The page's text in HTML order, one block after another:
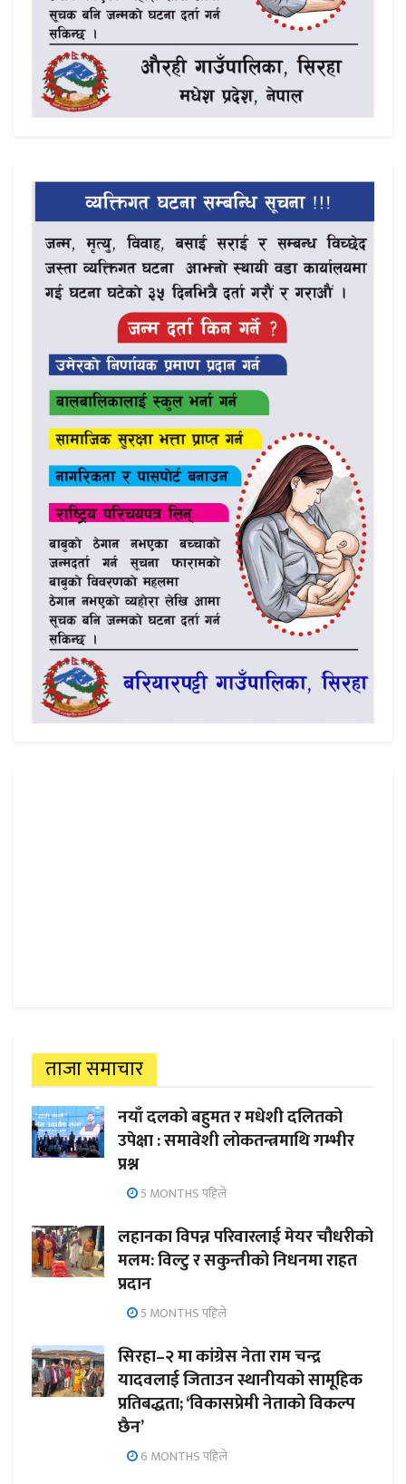
ताजा समाचार
नयाँ दलको बहुमत र मधेशी दलितको
उपेक्षा : समावेशी लोकतन्त्रमाथि गम्भीर
प्रश्न
5 MONTHS पहिले
लहानका विपन्न परिवारलाई मेयर चौधरीको
मलम: विल्टु र सकुन्तीको निधनमा राहत
प्रदान
5 MONTHS पहिले
सिरहा–२ मा कांग्रेस नेता राम चन्द्र
यादवलाई जिताउन स्थानीयको सामूहिक
प्रतिबद्धता; ‘विकासप्रेमी नेताको विकल्प
छैन’
6 MONTHS पहिले